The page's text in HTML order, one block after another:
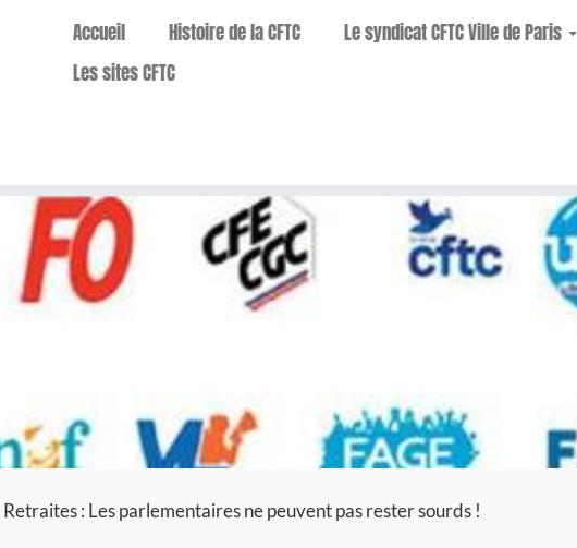
Accueil Histoire de la CFTC Le syndicat CFTC Ville de Paris
Les sites CFTC
Retraites : Les parlementaires ne peuvent pas rester sourds !